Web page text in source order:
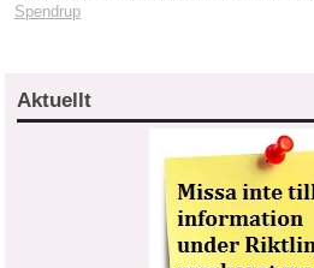
Spendrup
Aktuellt